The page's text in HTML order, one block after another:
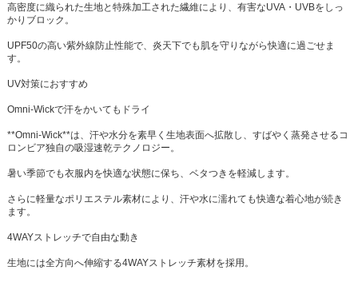
高密度に織られた生地と特殊加工された繊維により、有害なUVA・UVBをしっ
かりブロック。
UPF50の高い紫外線防止性能で、炎天下でも肌を守りながら快適に過ごせま
す。
UV対策におすすめ
Omni-Wickで汗をかいてもドライ
**Omni-Wick**は、汗や水分を素早く生地表面へ拡散し、すばやく蒸発させるコ
ロンビア独自の吸湿速乾テクノロジー。
暑い季節でも衣服内を快適な状態に保ち、ベタつきを軽減します。
さらに軽量なポリエステル素材により、汗や水に濡れても快適な着心地が続き
ます。
4WAYストレッチで自由な動き
生地には全方向へ伸縮する4WAYストレッチ素材を採用。